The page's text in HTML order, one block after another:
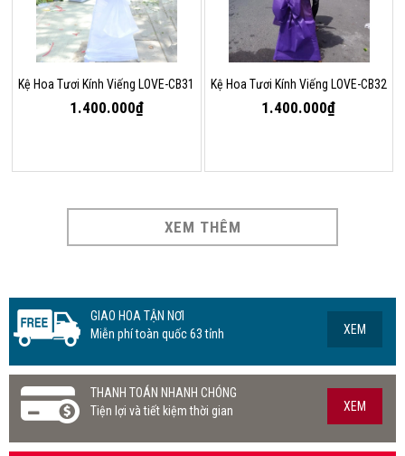
Kệ Hoa Tươi Kính Viếng LOVE-CB31
1.400.000₫
Kệ Hoa Tươi Kính Viếng LOVE-CB32
1.400.000₫
XEM THÊM
GIAO HOA TẬN NƠI
Miễn phí toàn quốc 63 tỉnh
XEM
THANH TOÁN NHANH CHÓNG
Tiện lợi và tiết kiệm thời gian
XEM